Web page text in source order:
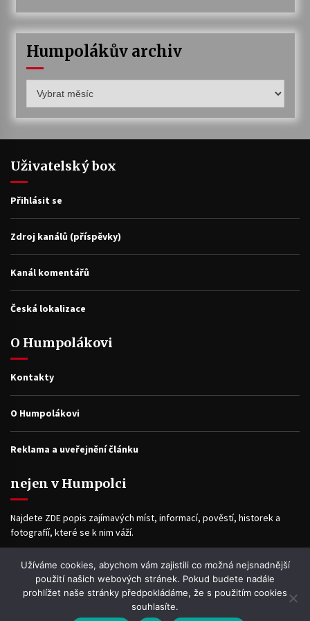
Humpolákův archiv
archiv
Uživatelský box
Přihlásit se
Zdroj kanálů (příspěvky)
Kanál komentářů
Česká lokalizace
O Humpolákovi
Kontakty
O Humpolákovi
Reklama a uveřejnění článku
nejen v Humpolci
Najdete ZDE popis zajímavých míst, informací, pověstí, historek a
fotografíí, které se k nim váží.
Facebook
Užíváme cookies, abychom vám zajistili co možná nejsnadnější
použití našich webových stránek. Pokud budete nadále
prohlížet naše stránky předpokládáme, že s použitím cookies
souhlasíte.